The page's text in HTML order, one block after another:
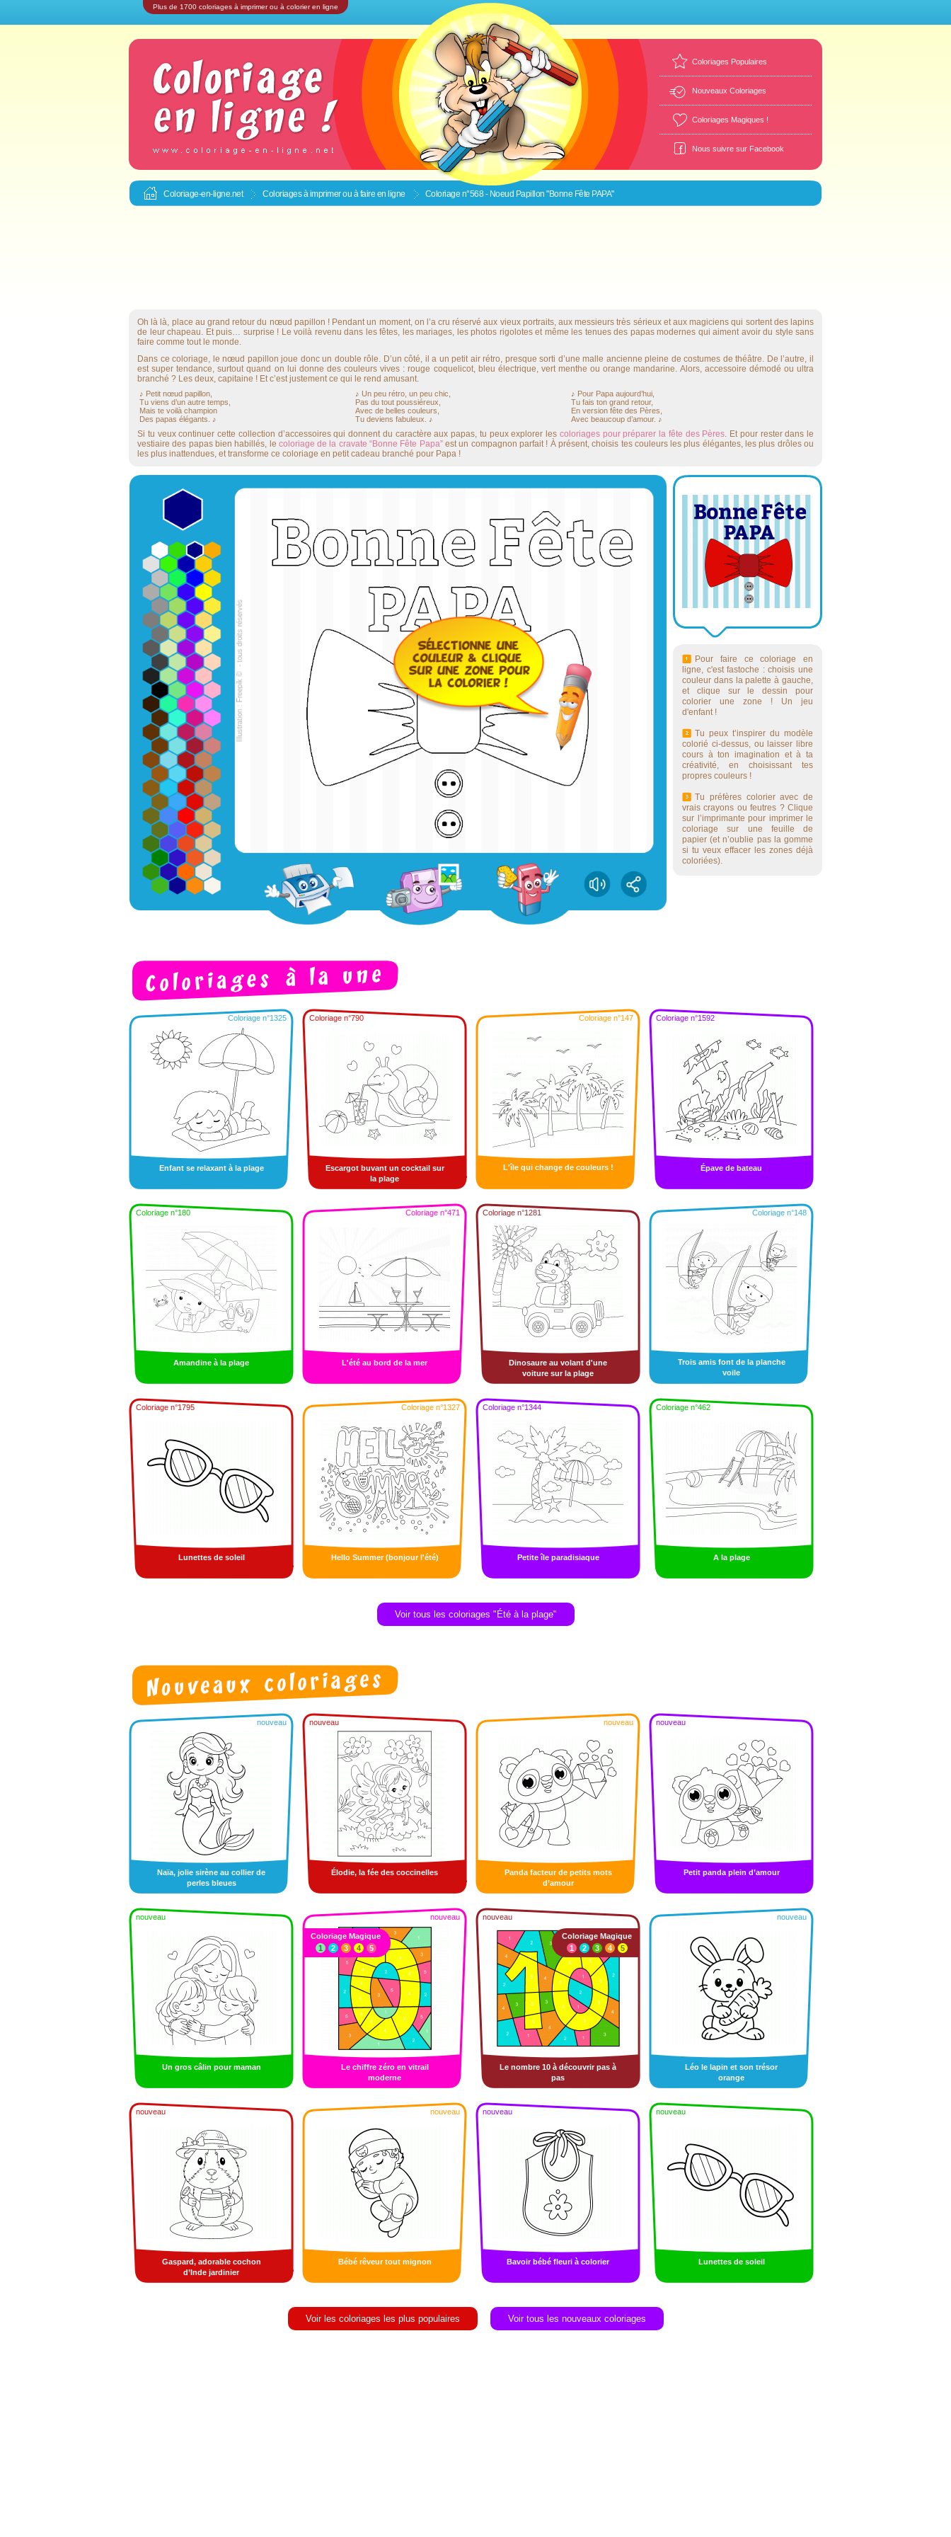
Plus de 1700 coloriages à imprimer ou à colorier en ligne
Coloriages Populaires
Nouveaux Coloriages
Coloriages Magiques !
Nous suivre sur Facebook
Coloriage-en-ligne.net Coloriages à imprimer ou à faire en ligne Coloriage n°568 - Noeud Papillon "Bonne Fête PAPA"
Oh là là, place au grand retour du nœud papillon ! Pendant un moment, on l’a cru réservé aux vieux portraits, aux messieurs très sérieux et aux magiciens qui sortent des lapins
de leur chapeau. Et puis… surprise ! Le voilà revenu dans les fêtes, les mariages, les photos rigolotes et même les tenues des papas modernes qui aiment avoir du style sans
faire comme tout le monde.
Dans ce coloriage, le nœud papillon joue donc un double rôle. D’un côté, il a un petit air rétro, presque sorti d’une malle ancienne pleine de costumes de théâtre. De l’autre, il
est super tendance, surtout quand on lui donne des couleurs vives : rouge coquelicot, bleu électrique, vert menthe ou orange mandarine. Alors, accessoire démodé ou ultra
branché ? Les deux, capitaine ! Et c’est justement ce qui le rend amusant.
♪ Petit nœud papillon,
Tu viens d’un autre temps,
Mais te voilà champion
Des papas élégants. ♪
♪ Un peu rétro, un peu chic,
Pas du tout poussiéreux,
Avec de belles couleurs,
Tu deviens fabuleux. ♪
♪ Pour Papa aujourd’hui,
Tu fais ton grand retour,
En version fête des Pères,
Avec beaucoup d’amour. ♪
Si tu veux continuer cette collection d’accessoires qui donnent du caractère aux papas, tu peux explorer les coloriages pour préparer la fête des Pères. Et pour rester dans le
vestiaire des papas bien habillés, le coloriage de la cravate “Bonne Fête Papa”est un compagnon parfait ! À présent, choisis tes couleurs les plus élégantes, les plus drôles ou
les plus inattendues, et transforme ce coloriage en petit cadeau branché pour Papa !
Pour faire ce coloriage en
ligne, c'est fastoche : choisis une
couleur dans la palette à gauche,
et clique sur le dessin pour
colorier une zone ! Un jeu
d'enfant !
Tu peux t’inspirer du modèle
colorié ci-dessus, ou laisser libre
cours à ton imagination et à ta
créativité, en choisissant tes
propres couleurs !
Tu préfères colorier avec de
vrais crayons ou feutres ? Clique
sur l’imprimante pour imprimer le
coloriage sur une feuille de
papier (et n’oublie pas la gomme
si tu veux effacer les zones déjà
coloriées).
Coloriage n°1325
Enfant se relaxant à la plage
Coloriage n°790
Escargot buvant un cocktail sur
la plage
Coloriage n°147
L'île qui change de couleurs !
Coloriage n°1592
Épave de bateau
Coloriage n°180
Amandine à la plage
Coloriage n°471
L'été au bord de la mer
Coloriage n°1281
Dinosaure au volant d'une
voiture sur la plage
Coloriage n°148
Trois amis font de la planche
voile
Coloriage n°1795
Lunettes de soleil
Coloriage n°1327
Hello Summer (bonjour l'été)
Coloriage n°1344
Petite île paradisiaque
Coloriage n°462
A la plage
Voir tous les coloriages "Été à la plage"
nouveau
Naïa, jolie sirène au collier de
perles bleues
nouveau
Élodie, la fée des coccinelles
nouveau
Panda facteur de petits mots
d’amour
nouveau
Petit panda plein d’amour
nouveau
Un gros câlin pour maman
nouveau
Le chiffre zéro en vitrail
moderne
Coloriage Magique
1
2 3 4 5
nouveau
Le nombre 10 à découvrir pas à
pas
Coloriage Magique
1
2 3 4 5
nouveau
Léo le lapin et son trésor
orange
nouveau
Gaspard, adorable cochon
d’Inde jardinier
nouveau
Bébé rêveur tout mignon
nouveau
Bavoir bébé fleuri à colorier
nouveau
Lunettes de soleil
Voir les coloriages les plus populaires Voir tous les nouveaux coloriages